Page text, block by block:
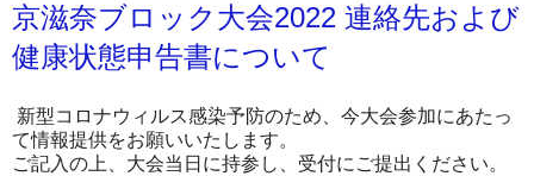
京滋奈ブロック大会2022 連絡先および
健康状態申告書について
新型コロナウィルス感染予防のため、今大会参加にあたっ
て情報提供をお願いいたします。
ご記入の上、大会当日に持参し、受付にご提出ください。